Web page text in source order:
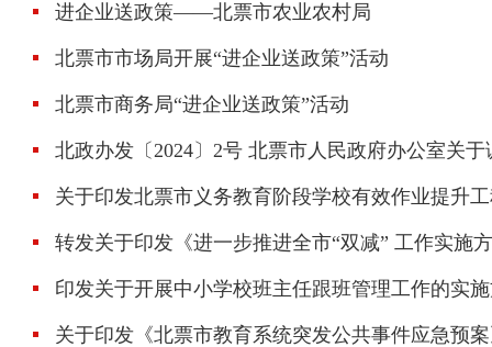
进企业送政策——北票市农业农村局
北票市市场局开展“进企业送政策”活动
北票市商务局“进企业送政策”活动
北政办发〔2024〕2号 北票市人民政府办公室关
关于印发北票市义务教育阶段学校有效作业提升
转发关于印发《进一步推进全市“双减” 工作实施
印发关于开展中小学校班主任跟班管理工作的实
关于印发《北票市教育系统突发公共事件应急预